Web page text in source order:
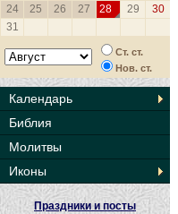
24
25 26 27 28 29
30
31
Ст. ст.
Нов. ст.
Календарь
Библия
Молитвы
Иконы
Праздники и посты